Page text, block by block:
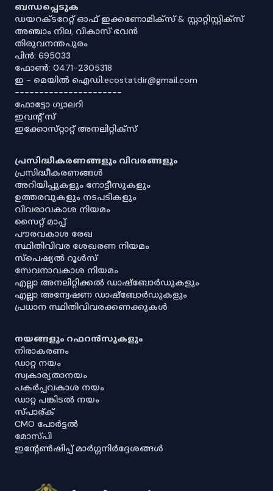
ബന്ധപ്പെടുക
ഡയറക്ടറേറ്റ് ഓഫ് ഇക്കണോമിക്സ് & സ്റ്റാറ്റിസ്റ്റിക്സ്
അഞ്ചാം നില, വികാസ് ഭവൻ
തിരുവനന്തപുരം
പിൻ: 695033
ഫോൺ: 0471-2305318
ഇ - മെയിൽ ഐഡി:ecostatdir@gmail.com
----------------------
ഫോട്ടോ ഗ്യാലറി
ഇവൻ്റ് സ്
ഇക്കോസ്‌റ്റാറ്റ് അനലിറ്റിക്‌സ്
പ്രസിദ്ധീകരണങ്ങളും വിവരങ്ങളും
പ്രസിദ്ധീകരണങ്ങൾ
അറിയിപ്പുകളും നോട്ടീസുകളും
ഉത്തരവുകളും നടപടികളും
വിവരാവകാശ നിയമം
സൈറ്റ് മാപ്പ്
പൗരവകാശ രേഖ
സ്ഥിതിവിവര ശേഖരണ നിയമം
സ്‌പെഷ്യൽ റൂൾസ്
സേവനാവകാശ നിയമം
എല്ലാ അനലിറ്റിക്കൽ ഡാഷ്‌ബോർഡുകളും
എല്ലാ അന്വേഷണ ഡാഷ്‌ബോർഡുകളും
പ്രധാന സ്ഥിതിവിവരക്കണക്കുകൾ
നയങ്ങളും റഫറൻസുകളും
നിരാകരണം
ഡാറ്റ നയം
സ്വകാര്യതാനയം
പകർപ്പവകാശ നയം
ഡാറ്റ പങ്കിടൽ നയം
സ്പാര്ക്
CMO പോർട്ടൽ
മോസ്പി
ഇൻ്റേൺഷിപ്പ് മാർഗ്ഗനിർദ്ദേശങ്ങൾ